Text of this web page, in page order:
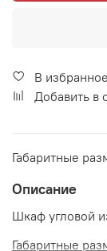
В избранное
Добавить в
Габаритные
Описание
Шкаф угловой
Габаритные